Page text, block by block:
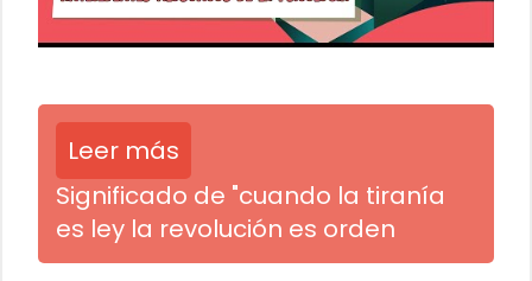
Leer más
Significado de "cuando la tiranía
es ley la revolución es orden